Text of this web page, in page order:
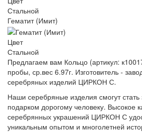
Стальной
Гематит (Имит)
Цвет
Стальной
Предлагаем вам Кольцо (артикул:
пробы, ср.вес 6.97г. Изготовитель -
серебряных изделий ЦИРКОН С.
Наши серебряные изделия смогут
подарком дорогому человеку. Высокое
серебрянных украшений ЦИРКОН С
уникальным опытом и многолетней